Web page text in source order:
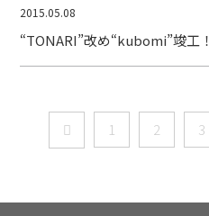
2015.05.08
“TONARI”改め“kubomi”竣工！
1 2 3